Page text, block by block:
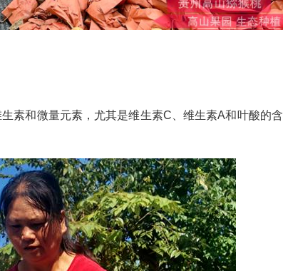
素和微量元素，尤其是维生素C、维生素A和叶酸的含